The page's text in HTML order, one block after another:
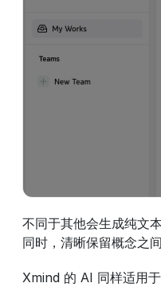
不同于其他会生成纯文
同时，清晰保留概念之
Xmind 的 AI 同样适用